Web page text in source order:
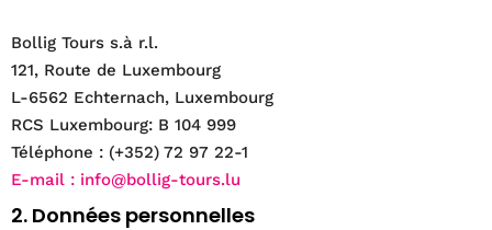
Bollig Tours s.à r.l.
121, Route de Luxembourg
L-6562 Echternach, Luxembourg
RCS Luxembourg: B 104 999
Téléphone : (+352) 72 97 22-1
E-mail : info@bollig-tours.lu
2. Données personnelles